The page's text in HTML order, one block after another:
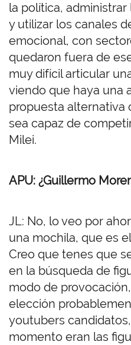
la política,
y utilizar los canales
emocional, con
quedaron fuera de
muy difícil articular
viendo que haya una
propuesta alternativa
sea capaz de
Milei.
APU: ¿Guillermo
JL: No, lo veo por
una mochila, que es
Creo que tenes que
en la búsqueda de
modo de
elección
youtubers
momento eran las